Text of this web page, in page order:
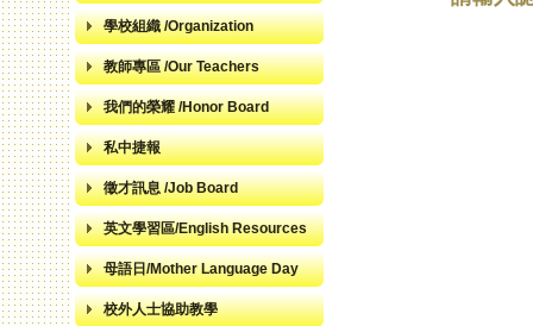
學校組織 /Organization
教師專區 /Our Teachers
我們的榮耀 /Honor Board
私中捷報
徵才訊息 /Job Board
英文學習區/English Resources
母語日/Mother Language Day
校外人士協助教學